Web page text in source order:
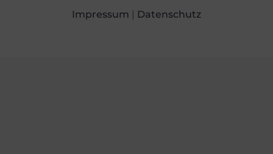
Impressum | Datenschutz